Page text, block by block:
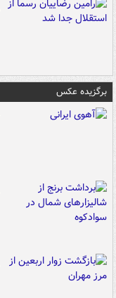
برگزیده عکس